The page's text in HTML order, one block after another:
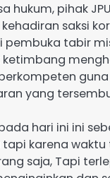
hukum, pihak
saksi
pembuka tabir
yang
hari ini ini
tapi karena
saja, Tapi